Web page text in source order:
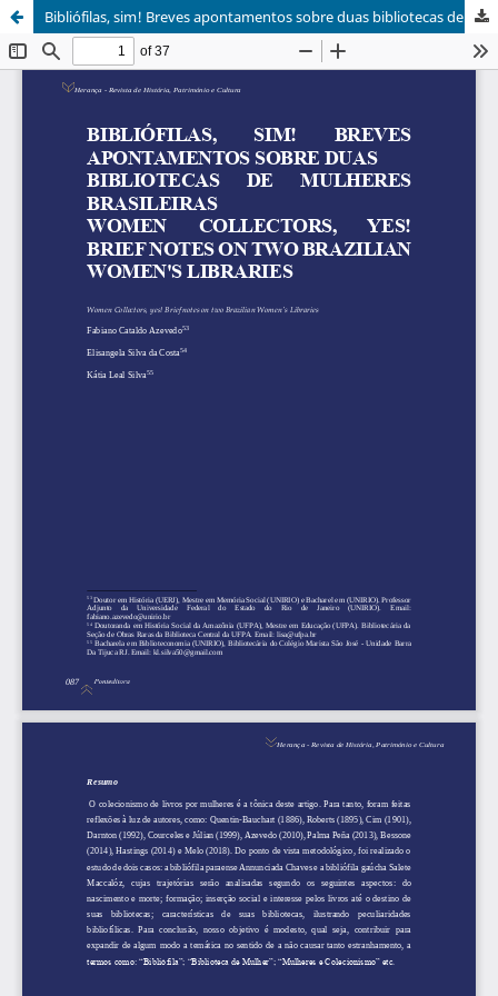
Bibliófilas, sim! Breves apontamentos sobre duas bibliotecas de mulheres brasileiras